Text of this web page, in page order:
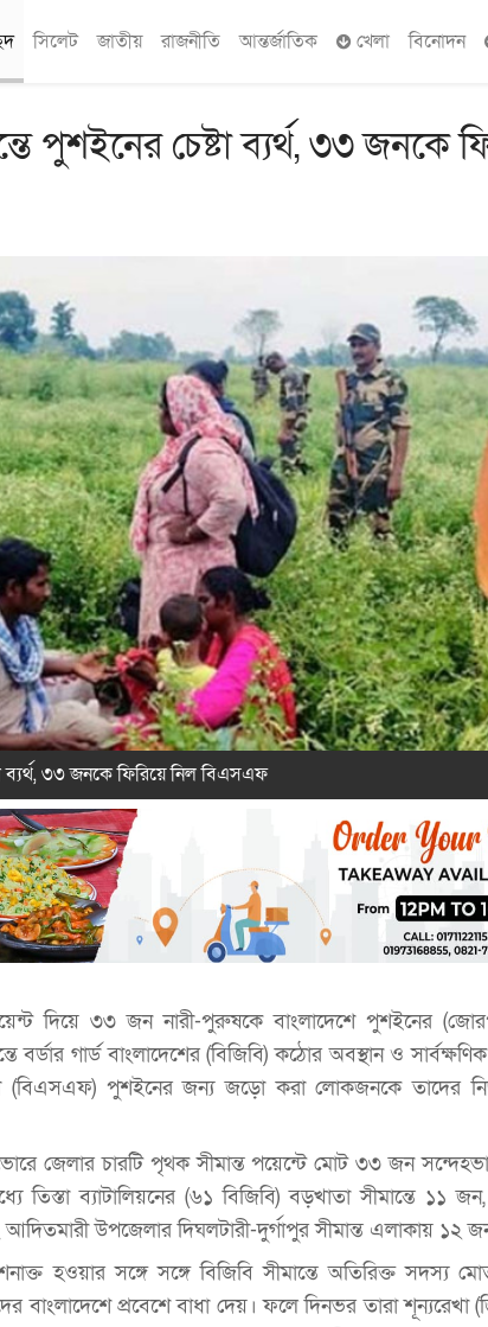
সিলেট জাতীয় রাজনীতি আন্তর্জাতিক খেলা বিনোদন
পুশইনের চেষ্টা ব্যর্থ, ৩৩ জনকে
ব্যর্থ, ৩৩ জনকে ফিরিয়ে নিল বিএসএফ
দিয়ে ৩৩ জন নারী-পুরুষকে বাংলাদেশে পুশইনের
বর্ডার গার্ড বাংলাদেশের (বিজিবি) কঠোর অবস্থান ও
(বিএসএফ) পুশইনের জন্য জড়ো করা লোকজনকে তাদের
জেলার চারটি পৃথক সীমান্ত পয়েন্টে মোট ৩৩ জন
তিস্তা ব্যাটালিয়নের (৬১ বিজিবি) বড়খাতা সীমান্তে ১১ জন,
আদিতমারী উপজেলার দিঘলটারী-দুর্গাপুর সীমান্ত এলাকায় ১২
হওয়ার সঙ্গে সঙ্গে বিজিবি সীমান্তে অতিরিক্ত সদস্য
প্রবেশে বাধা দেয়। ফলে দিনভর তারা শূন্যরেখা